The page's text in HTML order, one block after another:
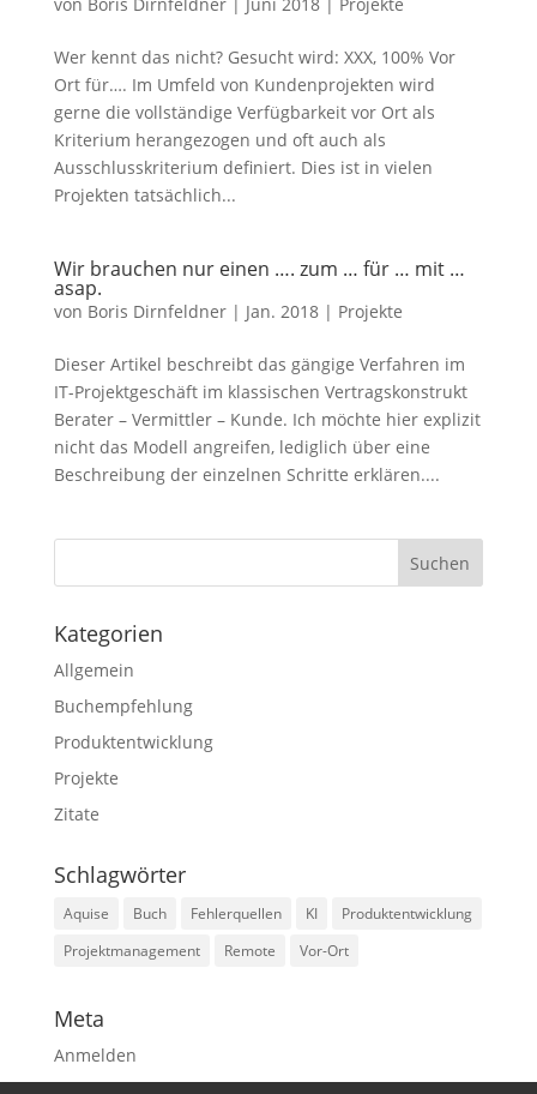
Wer kennt das nicht? Gesucht wird: XXX, 100% Vor
Ort für…. Im Umfeld von Kundenprojekten wird
gerne die vollständige Verfügbarkeit vor Ort als
Kriterium herangezogen und oft auch als
Ausschlusskriterium definiert. Dies ist in vielen
Projekten tatsächlich...
Wir brauchen nur einen …. zum … für … mit …
asap.
von Boris Dirnfeldner| Jan. 2018| Projekte
Dieser Artikel beschreibt das gängige Verfahren im
IT-Projektgeschäft im klassischen Vertragskonstrukt
Berater – Vermittler – Kunde. Ich möchte hier explizit
nicht das Modell angreifen, lediglich über eine
Beschreibung der einzelnen Schritte erklären....
Kategorien
Allgemein
Buchempfehlung
Produktentwicklung
Projekte
Zitate
Schlagwörter
Aquise Buch Fehlerquellen KI
Produktentwicklung
Projektmanagement
Remote Vor-Ort
Meta
Anmelden